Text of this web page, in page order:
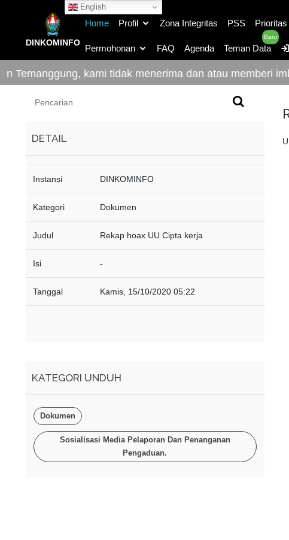
English
DINKOMINFO
Home Profil Zona Integritas PSS Prioritas
Permohonan FAQ Agenda Teman Data
Baru
kami tidak menerima dan atau memberi
DETAIL
Instansi DINKOMINFO
Kategori Dokumen
Judul Rekap hoax UU Cipta kerja
Isi -
Tanggal Kamis, 15/10/2020 05:22
KATEGORI UNDUH
Dokumen
Sosialisasi Media Pelaporan Dan Penanganan
Pengaduan.